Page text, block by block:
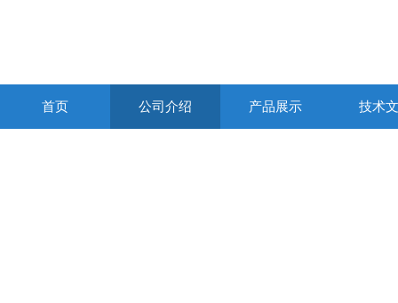
首页 公司介绍 产品展示 技术